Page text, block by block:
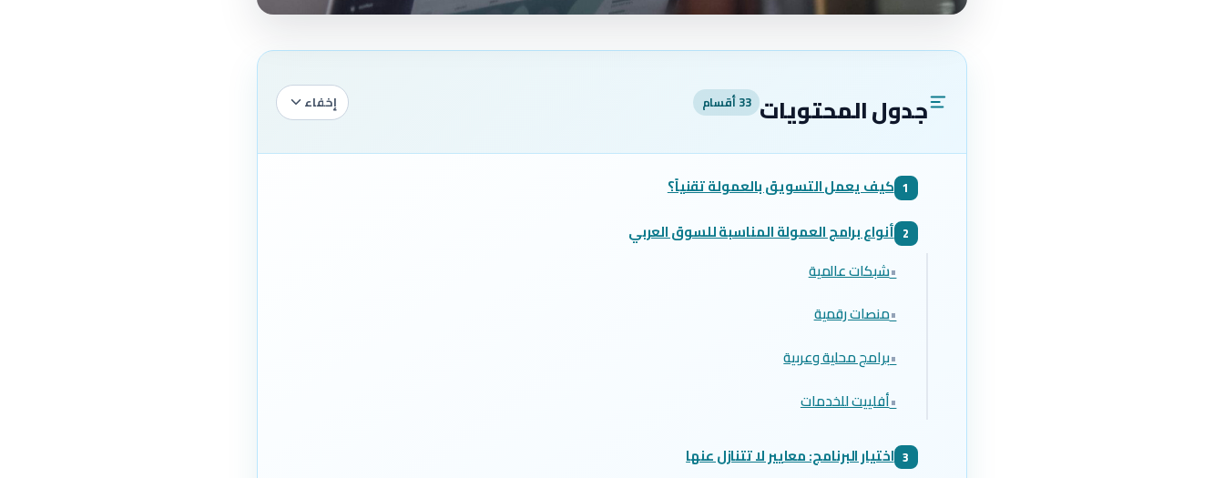
جدول المحتويات 33 أقسام إخفاء
1 كيف يعمل التسويق بالعمولة تقنياً؟
2 أنواع برامج العمولة المناسبة للسوق العربي
•شبكات عالمية
•منصات رقمية
•برامج محلية وعربية
•أفلييت للخدمات
3 اختيار البرنامج: معايير لا تتنازل عنها